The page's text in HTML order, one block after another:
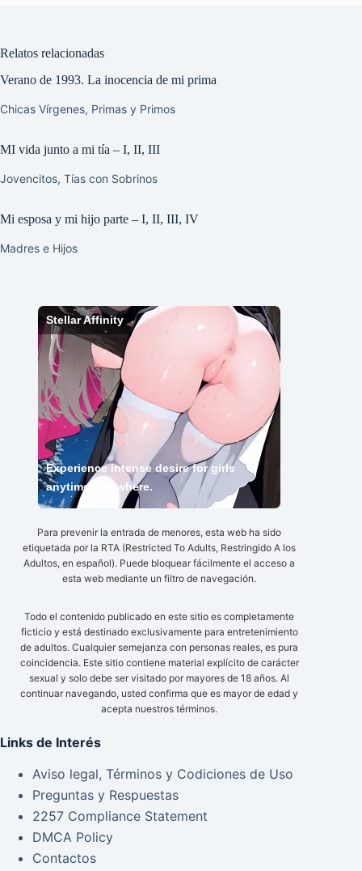
Relatos relacionadas
Verano de 1993. La inocencia de mi prima
Chicas Vírgenes, Primas y Primos
MI vida junto a mi tía – I, II, III
Jovencitos, Tías con Sobrinos
Mi esposa y mi hijo parte – I, II, III, IV
Madres e Hijos
Experience intense desire for girls
anytime, anywhere.
Stellar Affinity
Para prevenir la entrada de menores, esta web ha sido
etiquetada por la RTA (Restricted To Adults, Restringido A los
Adultos, en español). Puede bloquear fácilmente el acceso a
esta web mediante un filtro de navegación.
Todo el contenido publicado en este sitio es completamente
ficticio y está destinado exclusivamente para entretenimiento
de adultos. Cualquier semejanza con personas reales, es pura
coincidencia. Este sitio contiene material explícito de carácter
sexual y solo debe ser visitado por mayores de 18 años. Al
continuar navegando, usted confirma que es mayor de edad y
acepta nuestros términos.
Links de Interés
Aviso legal, Términos y Codiciones de Uso
Preguntas y Respuestas
2257 Compliance Statement
DMCA Policy
Contactos